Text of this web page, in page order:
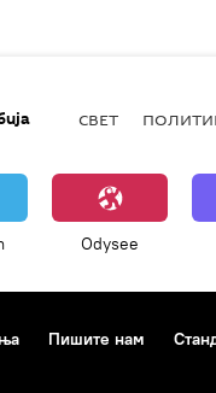
СВЕТ
Odysee
Пишите нам